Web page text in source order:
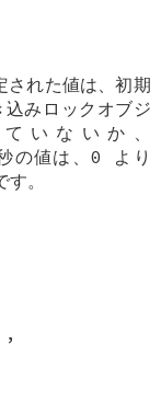
れた値は、初期
みロックオブジ
いないか、
の値は、0 より
。
,